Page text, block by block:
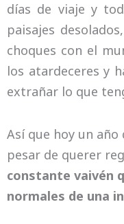
días de viaje y
paisajes
choques con el
los atardeceres y
extrañar lo que
Así que hoy un
pesar de querer
constante vaivén
normales de una